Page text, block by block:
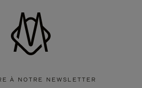
À NOTRE NEWSLETTER